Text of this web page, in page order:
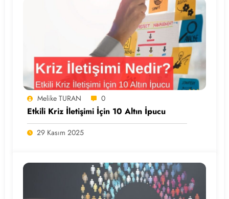
Melike TURAN 0
Etkili Kriz İletişimi İçin 10 Altın İpucu
29 Kasım 2025